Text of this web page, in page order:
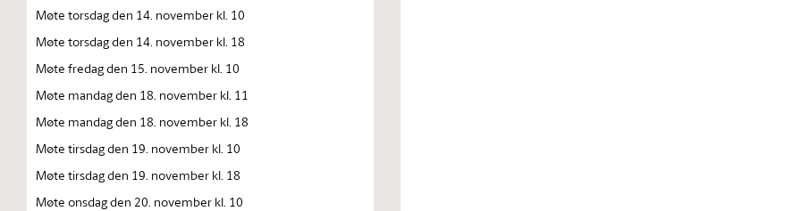
Møte torsdag den 14. november kl. 10
Møte torsdag den 14. november kl. 18
Møte fredag den 15. november kl. 10
Møte mandag den 18. november kl. 11
Møte mandag den 18. november kl. 18
Møte tirsdag den 19. november kl. 10
Møte tirsdag den 19. november kl. 18
Møte onsdag den 20. november kl. 10